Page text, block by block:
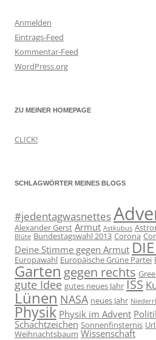
Anmelden
Eintrags-Feed
Kommentar-Feed
WordPress.org
ZU MEINER HOMEPAGE
CLICK!
SCHLAGWÖRTER MEINES BLOGS
#jedentagwasnettes
Alexander Gerst Armut Astkubus
Blüte Bundestagswahl 2013 Corona
Deine Stimme gegen Armut
Europawahl Europäische Grüne Partei
Gartengegen rechts
gute Idee gutes neues Jahr ISS
Lünen NASA neues Jahr
Physik Physik im Advent
Schachtzeichen Sonnenfinsternis
Weihnachtsbaum Wissenschaft